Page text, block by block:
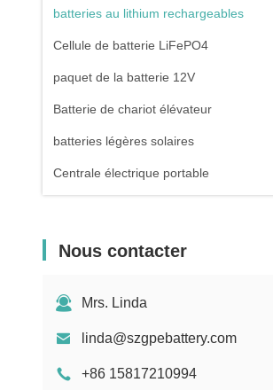
batteries au lithium rechargeables
Cellule de batterie LiFePO4
paquet de la batterie 12V
Batterie de chariot élévateur
batteries légères solaires
Centrale électrique portable
Nous contacter
Mrs. Linda
linda@szgpebattery.com
+86 15817210994